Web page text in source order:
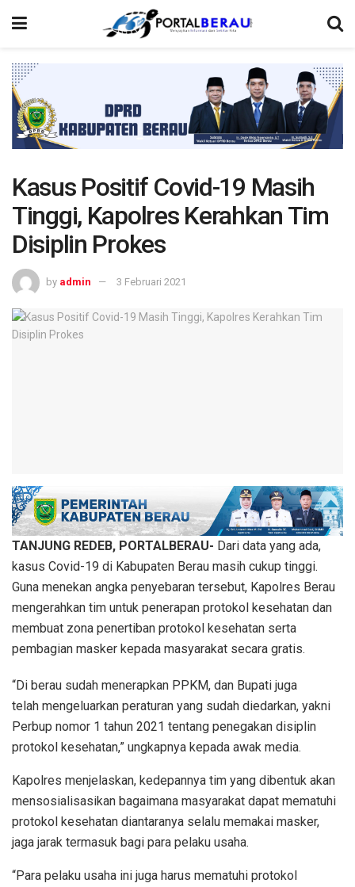
Kasus Positif Covid-19 Masih
Tinggi, Kapolres Kerahkan Tim
Disiplin Prokes
by admin 3 Februari 2021
TANJUNG REDEB, PORTALBERAU- Dari data yang ada,
kasus Covid-19 di Kabupaten Berau masih cukup tinggi.
Guna menekan angka penyebaran tersebut, Kapolres Berau
mengerahkan tim untuk penerapan protokol kesehatan dan
membuat zona penertiban protokol kesehatan serta
pembagian masker kepada masyarakat secara gratis.
“Di berau sudah menerapkan PPKM, dan Bupati juga
telah mengeluarkan peraturan yang sudah diedarkan, yakni
Perbup nomor 1 tahun 2021 tentang penegakan disiplin
protokol kesehatan,” ungkapnya kepada awak media.
Kapolres menjelaskan, kedepannya tim yang dibentuk akan
mensosialisasikan bagaimana masyarakat dapat mematuhi
protokol kesehatan diantaranya selalu memakai masker,
jaga jarak termasuk bagi para pelaku usaha.
“Para pelaku usaha ini juga harus mematuhi protokol